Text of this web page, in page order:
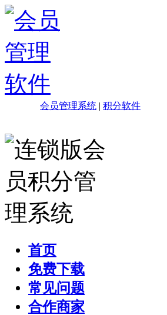
会员管理系统 | 积分软件
首页
免费下载
常见问题
合作商家